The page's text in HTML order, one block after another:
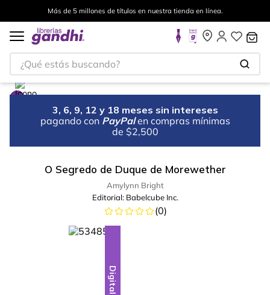
Más de 5 millones de títulos en nuestra tienda en línea.
¿Qué estás buscando?
3, 6, 9, 12 y 18 meses sin intereses
pagando con PayPal en compras mínimas
de $2,500
O Segredo de Duque de Morewether
Amylynn Bright
Editorial: Babelcube Inc.
(0)
Digital